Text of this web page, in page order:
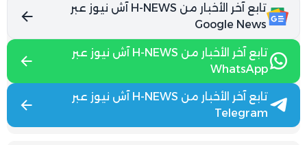
تابع آخر الأخبار من H-NEWS آش نيوز عبر
Google News
تابع آخر الأخبار من H-NEWS آش نيوز عبر
WhatsApp
تابع آخر الأخبار من H-NEWS آش نيوز عبر
Telegram